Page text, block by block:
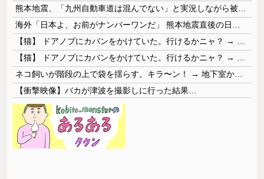
【衝撃映像】バカが津波を撮影しに行った結果…